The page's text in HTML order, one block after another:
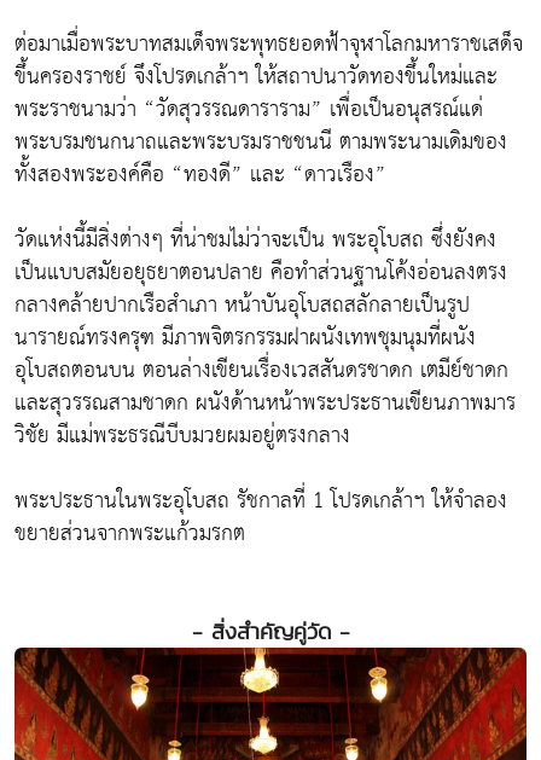
ต่อมาเมื่อพระบาทสมเด็จพระพุทธยอดฟ้าจุฬาโลกมหาราชเสด็จ
ขึ้นครองราชย์ จึงโปรดเกล้าฯ ให้สถาปนาวัดทองขึ้นใหม่และ
พระราชนามว่า “วัดสุวรรณดาราราม” เพื่อเป็นอนุสรณ์แด่
พระบรมชนกนาถและพระบรมราชชนนี ตามพระนามเดิมของ
ทั้งสองพระองค์คือ “ทองดี” และ “ดาวเรือง”
วัดแห่งนี้มีสิ่งต่างๆ ที่น่าชมไม่ว่าจะเป็น พระอุโบสถ ซึ่งยังคง
เป็นแบบสมัยอยุธยาตอนปลาย คือทำส่วนฐานโค้งอ่อนลงตรง
กลางคล้ายปากเรือสำเภา หน้าบันอุโบสถสลักลายเป็นรูป
นารายณ์ทรงครุฑ มีภาพจิตรกรรมฝาผนังเทพชุมนุมที่ผนัง
อุโบสถตอนบน ตอนล่างเขียนเรื่องเวสสันดรชาดก เตมีย์ชาดก
และสุวรรณสามชาดก ผนังด้านหน้าพระประธานเขียนภาพมาร
วิชัย มีแม่พระธรณีบีบมวยผมอยู่ตรงกลาง
พระประธานในพระอุโบสถ รัชกาลที่ 1 โปรดเกล้าฯ ให้จำลอง
ขยายส่วนจากพระแก้วมรกต
- สิ่งสำคัญคู่วัด -